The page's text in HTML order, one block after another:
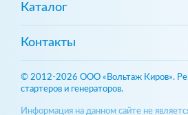
Каталог
Контакты
© 2012-2026 ООО «Вольтаж Киров».
стартеров и генераторов.
Информация на данном сайте не